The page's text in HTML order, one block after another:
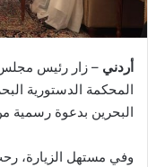
أردني – زار رئيس مجلس
المحكمة الدستورية
البحرين بدعوة
وفي مستهل الزيارة،